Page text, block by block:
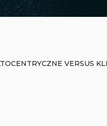
WORLD
VERSUS